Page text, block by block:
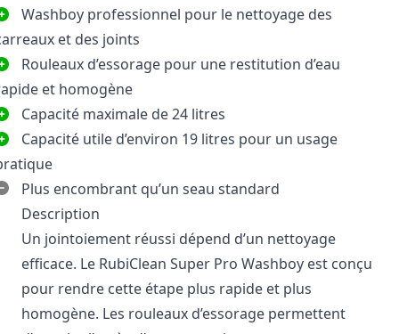
Washboy professionnel pour le nettoyage des
et des joints
Rouleaux d’essorage pour une restitution d’eau
et homogène
Capacité maximale de 24 litres
Capacité utile d’environ 19 litres pour un usage
Plus encombrant qu’un seau standard
Description
Un jointoiement réussi dépend d’un nettoyage
efficace. Le RubiClean Super Pro Washboy est conçu
pour rendre cette étape plus rapide et plus
homogène. Les rouleaux d’essorage permettent